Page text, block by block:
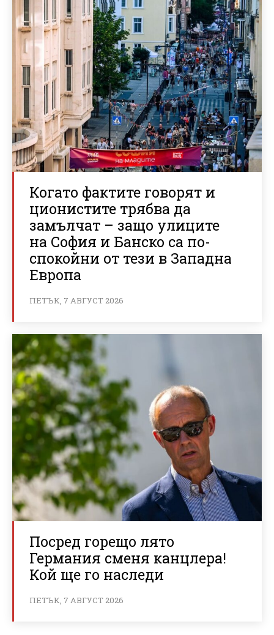
Когато фактите говорят и
ционистите трябва да
замълчат – защо улиците
на София и Банско са по-
спокойни от тези в Западна
Европа
ПЕТЪК, 7 АВГУСТ 2026
Посред горещо лято
Германия сменя канцлера!
Кой ще го наследи
ПЕТЪК, 7 АВГУСТ 2026